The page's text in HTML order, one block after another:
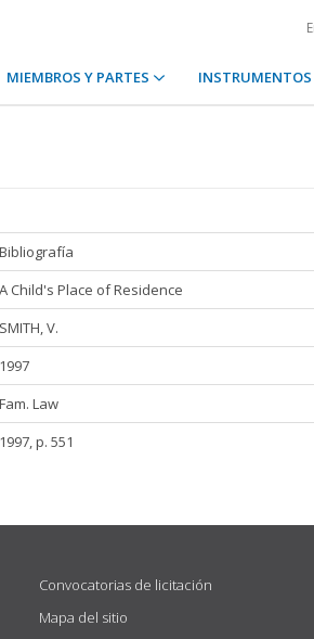
MIEMBROS Y PARTES INSTRUMENTOS
Bibliografía
A Child's Place of Residence
SMITH, V.
1997
Fam. Law
1997, p. 551
Convocatorias de licitación
Mapa del sitio